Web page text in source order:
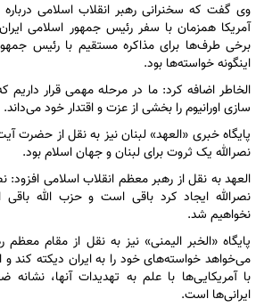
وی گفت که سخنرانی رهبر انقلاب اسلامی درباره
آمریکا همزمان با سفر رئیس جمهور اسلامی
برخی طرف‌ها برای مذاکره مستقیم با رئیس جمهور
اینگونه خواسته‌ها بود.
الخاطر اضافه کرد: ما در مرحله مهمی قرار داریم
سازی اورانیوم را بخشی از عزت و اقتدار خود می‌داند.
پایگاه خبری «العهد» لبنان نیز به نقل از حضرت
نصرالله یک ثروت برای لبنان و جهان اسلام بود.
العهد به نقل از رهبر معظم انقلاب اسلامی افزود:
نصرالله ایجاد کرد باقی است و حزب الله
نخواهیم شد.
پایگاه «الخبر الیمنی» نیز به نقل از مقام معظم
می‌خواهد خواسته‌های خود را به ایران دیکته کند
با آمریکایی‌ها با علم به تهدیدات آنها،
ایرانی‌ها است.